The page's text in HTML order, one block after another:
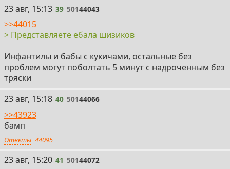
39
23 авг, 15:13 39 50144043
>>44015
> Представляете ебала шизиков
Инфантилы и бабы с кукичами, остальные без
проблем могут поболтать 5 минут с надроченным без
тряски
40
23 авг, 15:18 40 50144066
>>43923
бамп
Ответы 44095
41
23 авг, 15:20 41 50144072